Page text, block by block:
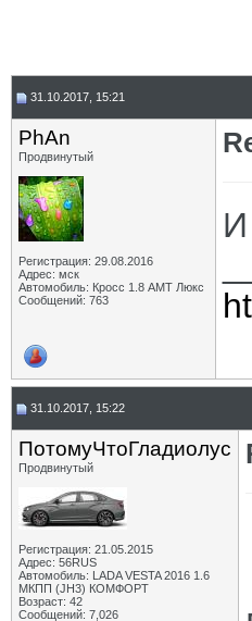
31.10.2017, 15:21
PhAn
Продвинутый
Регистрация: 29.08.2016
Адрес: мск
Автомобиль: Кросс 1.8 АМТ Люкс
Сообщений: 763
И
31.10.2017, 15:22
ПотомуЧтоГладиолус
Продвинутый
Регистрация: 21.05.2015
Адрес: 56RUS
Автомобиль: LADA VESTA 2016 1.6
МКПП (JH3) КОМФОРТ
Возраст: 42
Сообщений: 7,026